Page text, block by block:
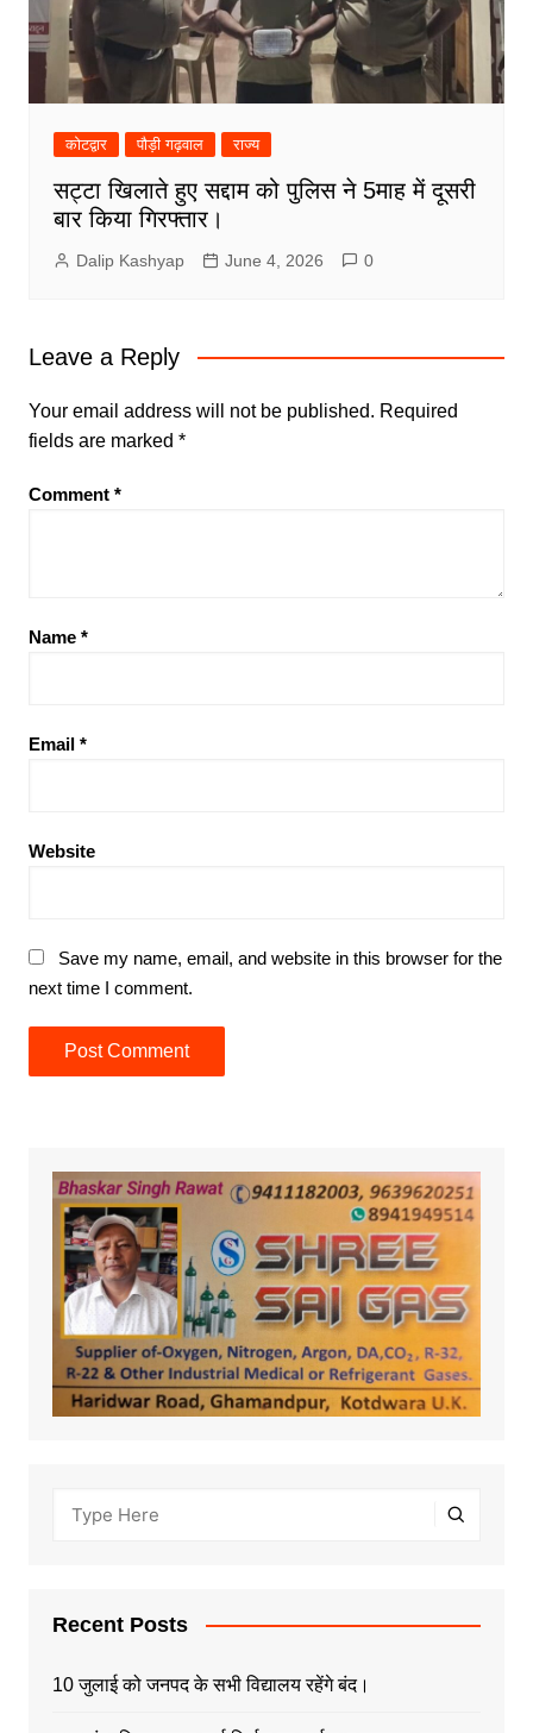
कोटद्वार पौड़ी गढ़वाल राज्य
सट्टा खिलाते हुए सद्दाम को पुलिस ने 5माह में दूसरी
बार किया गिरफ्तार।
Dalip Kashyap June 4, 2026 0
Leave a Reply
Your email address will not be published. Required
fields are marked *
Comment *
Name *
Email *
Website
Save my name, email, and website in this browser for the
next time I comment.
Recent Posts
10 जुलाई को जनपद के सभी विद्यालय रहेंगे बंद।